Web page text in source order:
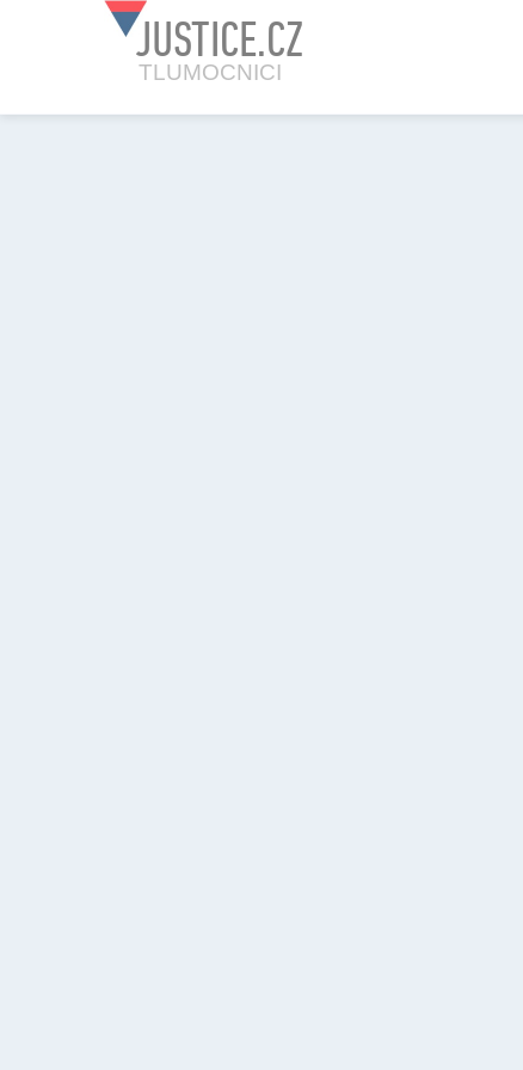
JUSTICE.CZ
TLUMOCNICI